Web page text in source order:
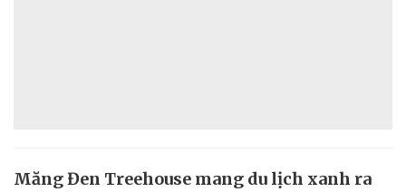
Măng Đen Treehouse mang du lịch xanh ra